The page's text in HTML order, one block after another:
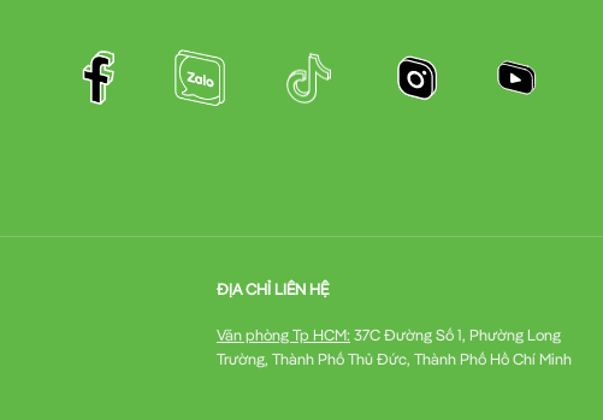
ĐỊA CHỈ LIÊN HỆ
Văn phòng Tp HCM: 37C Đường Số 1, Phường Long
Trường, Thành Phố Thủ Đức, Thành Phố Hồ Chí Minh